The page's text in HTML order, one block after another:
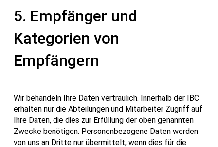
5. Empfänger und
Kategorien von
Empfängern
Wir behandeln Ihre Daten vertraulich. Innerhalb der IBC
erhalten nur die Abteilungen und Mitarbeiter Zugriff auf
Ihre Daten, die dies zur Erfüllung der oben genannten
Zwecke benötigen. Personenbezogene Daten werden
von uns an Dritte nur übermittelt, wenn dies für die